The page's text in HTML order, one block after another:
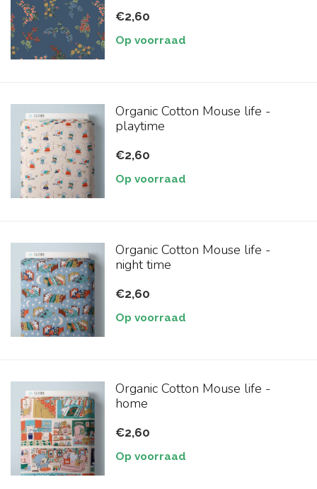
€2,60
Op voorraad
Organic Cotton Mouse life -
playtime
€2,60
Op voorraad
Organic Cotton Mouse life -
night time
€2,60
Op voorraad
Organic Cotton Mouse life -
home
€2,60
Op voorraad